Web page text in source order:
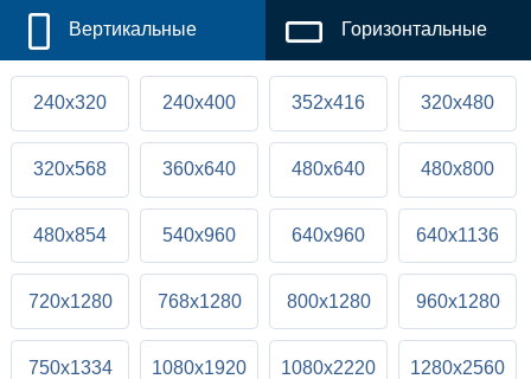
Вертикальные Горизонтальные
240x320 240x400 352x416 320x480
320x568 360x640 480x640 480x800
480x854 540x960 640x960 640x1136
720x1280 768x1280 800x1280 960x1280
750x1334 1080x1920 1080x2220 1280x2560